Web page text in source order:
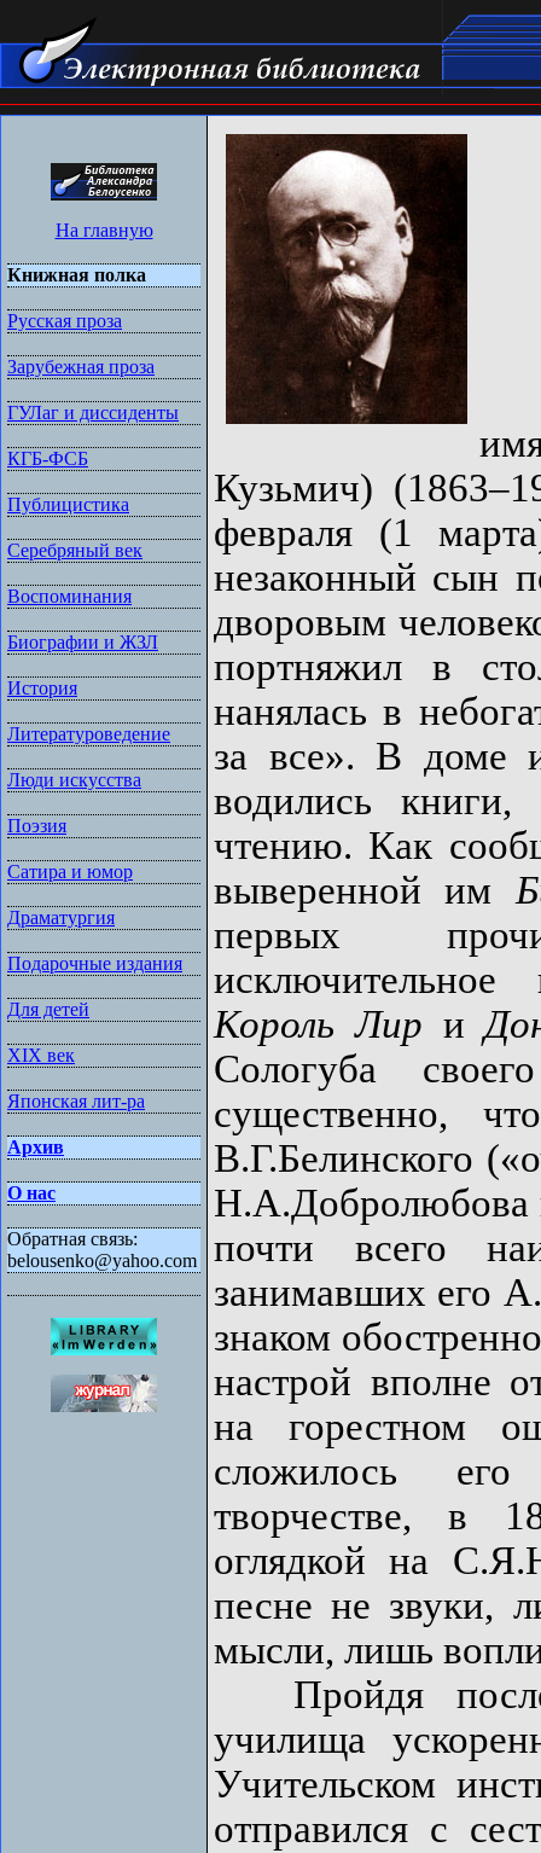
На главную
Книжная полка
Русская проза
Зарубежная проза
ГУЛаг и диссиденты
КГБ-ФСБ
Публицистика
Серебряный век
Воспоминания
Биографии и ЖЗЛ
История
Литературоведение
Люди искусства
Поэзия
Сатира и юмор
Драматургия
Подарочные издания
Для детей
XIX век
Японская лит-ра
Архив
О нас
Обратная связь:
belousenko@yahoo.com
Кузьмич)
февраля (1
незаконный сын
дворовым
портняжил в
нанялась в
за все». В доме
водились
чтению. Как
выверенной им
первых
Король Лир и
Сологуба
существенно,
В.Г.Белинского
Н.А.Добролюбова
почти всего
занимавших его
знаком
настрой вполне
на горестном
сложилось его
творчестве, в
оглядкой на
песне не звуки,
мысли, лишь
Пройдя после
училища
Учительском
отправился с